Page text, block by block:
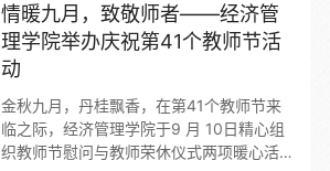
10位我院退休教职工进行了走访慰问，为
老教师们送上新春祝福与诚挚关怀。走访
中，学院领导与退休教师促膝长谈，悉心
询问各位老教师的身体状况与生活起居，
向他们详细介绍学院近年来在学科建设、
人才培养、科研发展等方面取得的工作成
效以及未来的发展规划，...
情暖九月，致敬师者——经济管
理学院举办庆祝第41个教师节活
动
金秋九月，丹桂飘香，在第41个教师节来
临之际，经济管理学院于9 月 10日精心组
织教师节慰问与教师荣休仪式两项暖心活